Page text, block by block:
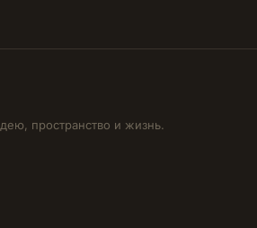
пространство и жизнь.